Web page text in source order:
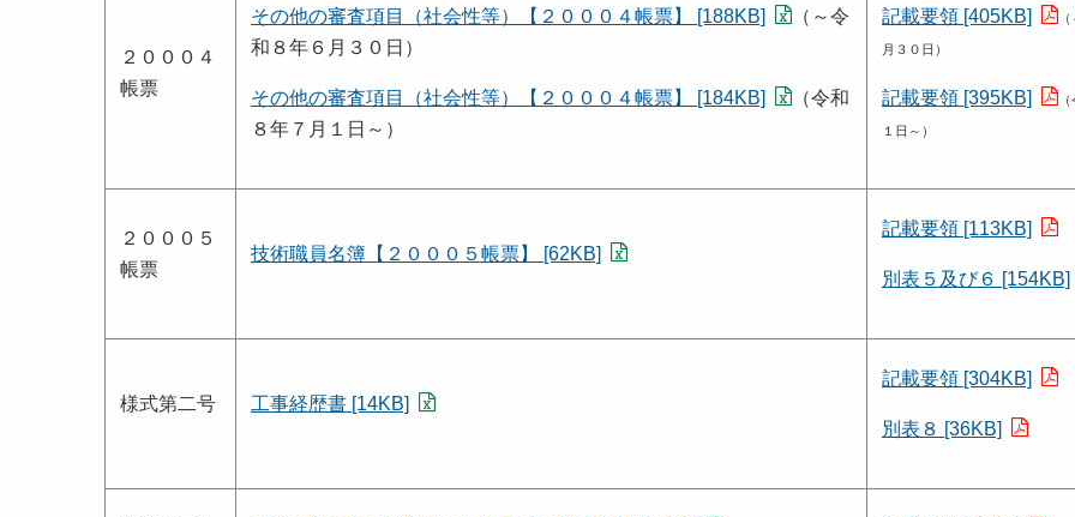
２０００４
帳票
その他の審査項目（社会性等）【２０００４帳票】 [188KB]
（～令
和８年６月３０日）
その他の審査項目（社会性等）【２０００４帳票】 [184KB]
（令和
８年７月１日～）
記載要領 [405KB]
月３０日）
記載要領 [395KB]
１日～）
２０００５
帳票
技術職員名簿【２０００５帳票】 [62KB]
記載要領 [113KB]
別表５及び６ [154KB]
様式第二号 工事経歴書 [14KB]
記載要領 [304KB]
別表８ [36KB]